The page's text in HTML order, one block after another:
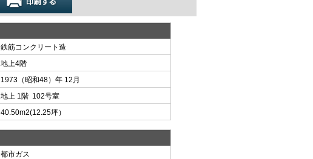
鉄筋コンクリート造
地上4階
1973（昭和48）年 12月
地上 1階 102号室
40.50m2(12.25坪）
都市ガス